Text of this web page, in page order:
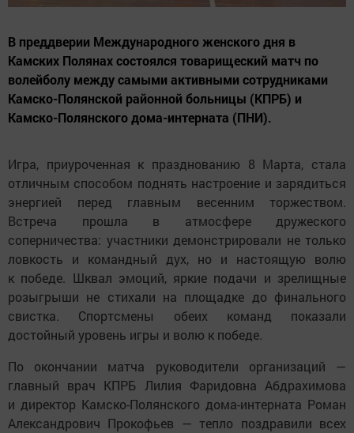
В преддверии Международного женского дня в
Камских Полянах состоялся товарищеский матч по
волейболу между самыми активными сотрудниками
Камско-Полянской районной больницы (КПРБ) и
Камско-Полянского дома-интерната (ПНИ).
Игра, приуроченная к празднованию 8 Марта, стала
отличным способом поднять настроение и зарядиться
энергией перед главным весенним торжеством.
Встреча прошла в атмосфере дружеского
соперничества: участники демонстрировали не только
ловкость и командный дух, но и настоящую волю
к победе. Шквал эмоций, яркие подачи и зрелищные
розыгрыши не стихали на площадке до финального
свистка. Спортсмены обеих команд показали
достойный уровень игры и волю к победе.
По окончании матча руководители организаций —
главный врач КПРБ Лилия Фаридовна Абдрахимова
и директор Камско-Полянского дома-интерната Роман
Александрович Прокофьев — тепло поздравили всех